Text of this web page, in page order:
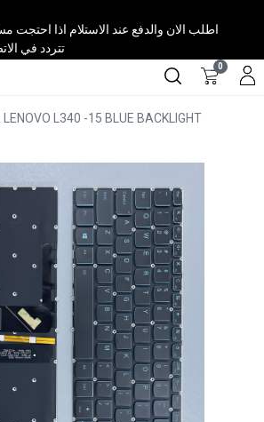
تتردد في الاتصال بنا
0
LENOVO L340 -15 BLUE BACKLIGHT